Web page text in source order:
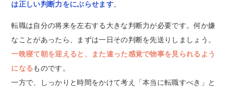
は正しい判断力をにぶらせます。
転職は自分の将来を左右する大きな判断力が必要です。何か嫌
なことがあったら、まずは一日その判断を先送りしましょう。
一晩寝て朝を迎えると、また違った感覚で物事を見られるよう
になるものです。
一方で、しっかりと時間をかけて考え「本当に転職すべき」と